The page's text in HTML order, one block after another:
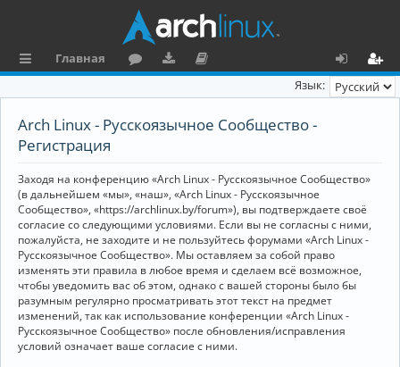
л
и
Главная
н
та
ц
и
я
х
ег
Язык:
Arch Linux - Русскоязычное Сообщество -
Регистрация
Заходя на конференцию «Arch Linux - Русскоязычное Сообщество»
(в дальнейшем «мы», «наш», «Arch Linux - Русскоязычное
Сообщество», «https://archlinux.by/forum»), вы подтверждаете своё
согласие со следующими условиями. Если вы не согласны с ними,
пожалуйста, не заходите и не пользуйтесь форумами «Arch Linux -
Русскоязычное Сообщество». Мы оставляем за собой право
изменять эти правила в любое время и сделаем всё возможное,
чтобы уведомить вас об этом, однако с вашей стороны было бы
разумным регулярно просматривать этот текст на предмет
изменений, так как использование конференции «Arch Linux -
Русскоязычное Сообщество» после обновления/исправления
условий означает ваше согласие с ними.